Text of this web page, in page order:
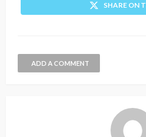
SHARE ON
ADD A COMMENT